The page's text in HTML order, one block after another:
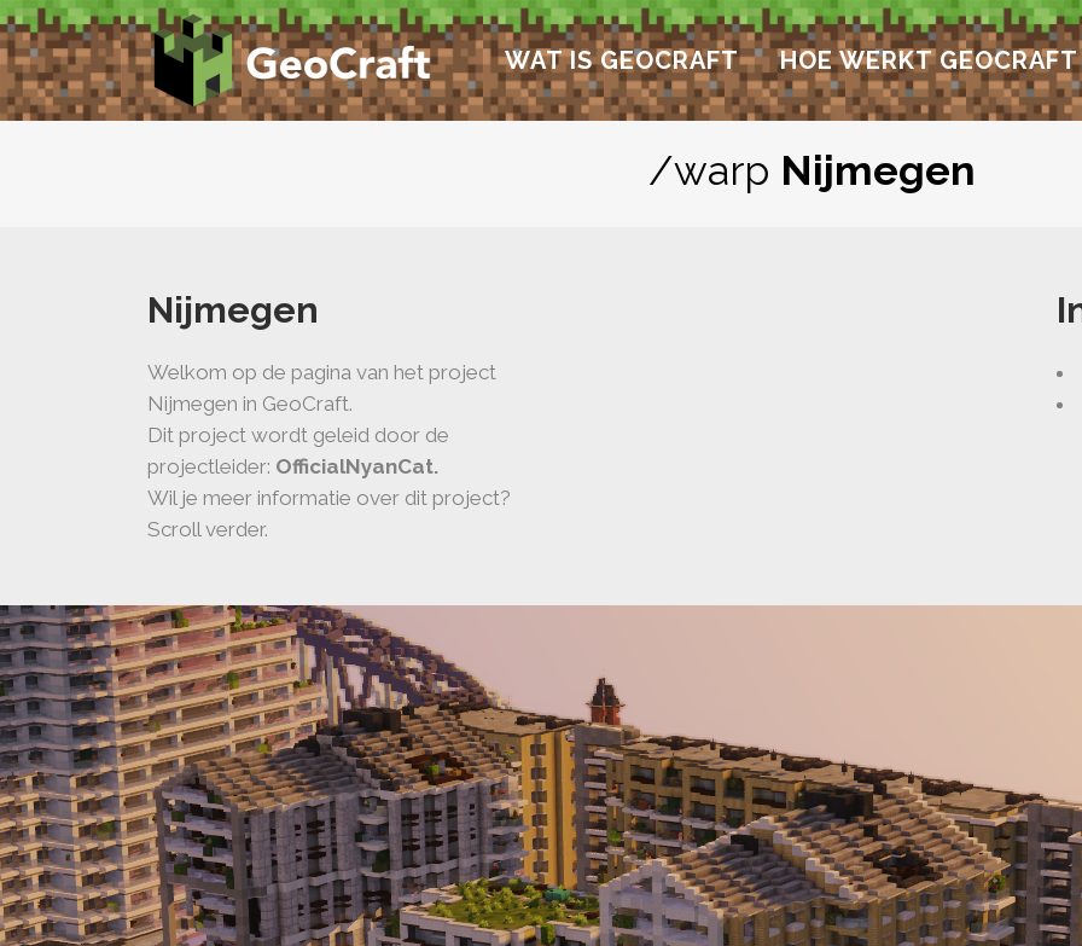
WAT IS GEOCRAFT HOE WERKT GEOCRAFT
/warp Nijmegen
Nijmegen
Welkom op de pagina van het project
Nijmegen in GeoCraft.
Dit project wordt geleid door de
projectleider: OfficialNyanCat.
Wil je meer informatie over dit project?
Scroll verder.